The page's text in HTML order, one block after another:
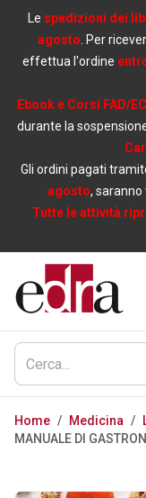
Le spedizioni dei
agosto . Per
effettua l'ordine
Ebook e Corsi FAD/
durante la
Gli ordini pagati
agosto, saranno
Tutte le attività
Home / Medicina /
MANUALE DI